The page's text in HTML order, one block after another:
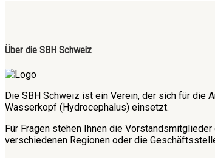
Über die SBH Schweiz
Die SBH Schweiz ist ein Verein, der sich für die
Wasserkopf (Hydrocephalus) einsetzt.
Für Fragen stehen Ihnen die
verschiedenen Regionen oder die